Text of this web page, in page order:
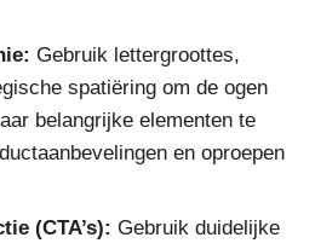
Gebruik lettergroottes,
spatiëring om de ogen
belangrijke elementen te
en oproepen
(CTA’s): Gebruik duidelijke